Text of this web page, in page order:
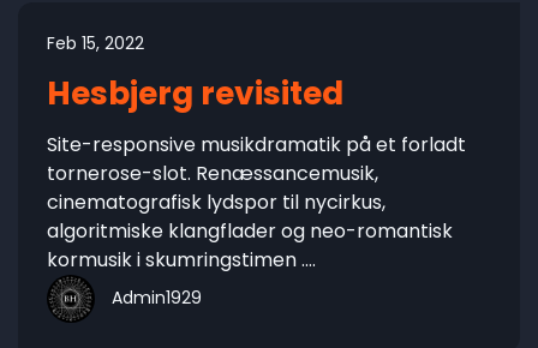
Feb 15, 2022
Hesbjerg revisited
Site-responsive musikdramatik på et forladt
tornerose-slot. Renæssancemusik,
cinematografisk lydspor til nycirkus,
algoritmiske klangflader og neo-romantisk
kormusik i skumringstimen ....
Admin1929